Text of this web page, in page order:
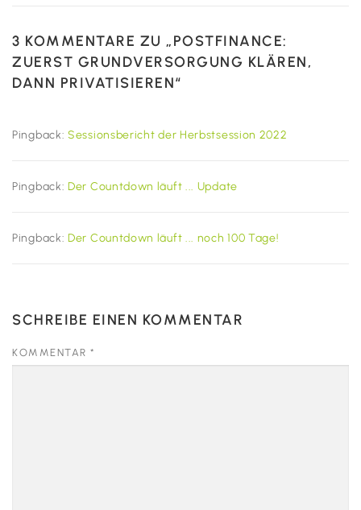
3 KOMMENTARE ZU „POSTFINANCE:
ZUERST GRUNDVERSORGUNG KLÄREN,
DANN PRIVATISIEREN“
Pingback: Sessionsbericht der Herbstsession 2022
Pingback: Der Countdown läuft ... Update
Pingback: Der Countdown läuft ... noch 100 Tage!
SCHREIBE EINEN KOMMENTAR
KOMMENTAR *